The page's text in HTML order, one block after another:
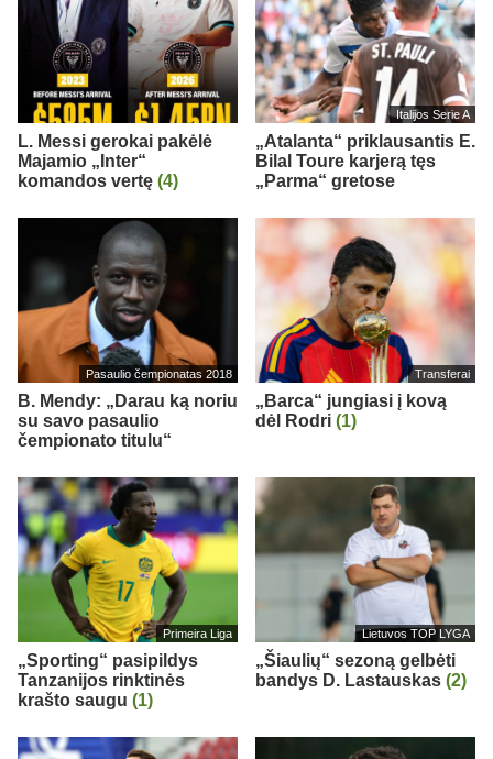
L. Messi gerokai pakėlė
Majamio „Inter“
komandos vertę (4)
Italijos Serie A
„Atalanta“ priklausantis E.
Bilal Toure karjerą tęs
„Parma“ gretose
Pasaulio čempionatas 2018
B. Mendy: „Darau ką noriu
su savo pasaulio
čempionato titulu“
Transferai
„Barca“ jungiasi į kovą
dėl Rodri (1)
Primeira Liga
„Sporting“ pasipildys
Tanzanijos rinktinės
krašto saugu (1)
Lietuvos TOP LYGA
„Šiaulių“ sezoną gelbėti
bandys D. Lastauskas (2)